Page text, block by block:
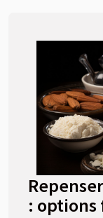
: options